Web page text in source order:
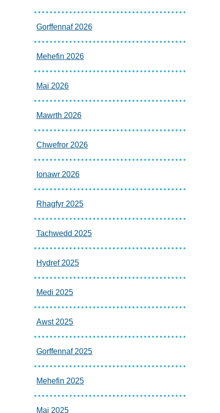
Gorffennaf 2026
Mehefin 2026
Mai 2026
Mawrth 2026
Chwefror 2026
Ionawr 2026
Rhagfyr 2025
Tachwedd 2025
Hydref 2025
Medi 2025
Awst 2025
Gorffennaf 2025
Mehefin 2025
Mai 2025